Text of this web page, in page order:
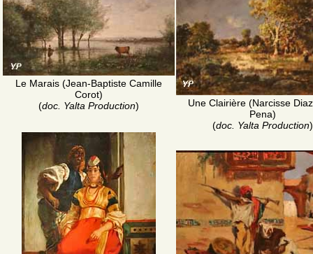
Le Marais (Jean-Baptiste Camille
Corot)
(doc. Yalta Production)
Une Clairière (Narcisse
Pena)
(doc. Yalta Production)